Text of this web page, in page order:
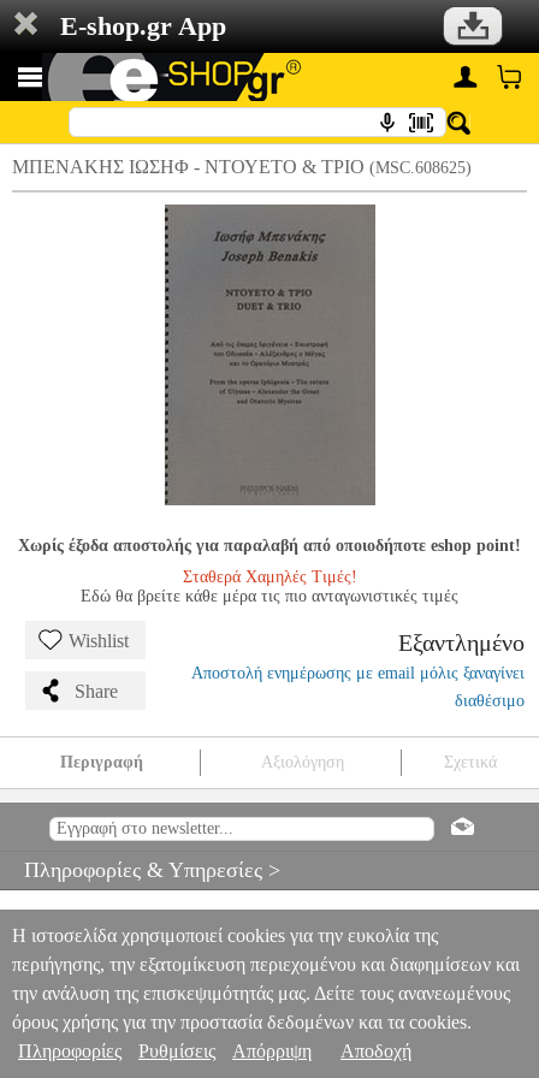
E-shop.gr App
ΜΠΕΝΑΚΗΣ ΙΩΣΗΦ - ΝΤΟΥΕΤΟ & ΤΡΙΟ (MSC.608625)
Χωρίς έξοδα αποστολής για παραλαβή από οποιοδήποτε eshop point!
Σταθερά Χαμηλές Τιμές!
Εδώ θα βρείτε κάθε μέρα τις πιο ανταγωνιστικές τιμές
Wishlist
Share
Εξαντλημένο
Αποστολή ενημέρωσης με email μόλις ξαναγίνει
διαθέσιμο
Περιγραφή Αξιολόγηση Σχετικά
MSC.608625 ΦΙΛΙΠΠΟΣ ΝΑΚΑΣ
ΦΙΛΙΠΠΟΣ ΝΑΚΑΣ
ΙΩΣΗΦ - ΝΤΟΥΕΤΟ & ΤΡΙΟ
Πληροφορίες & Υπηρεσίες >
Η ιστοσελίδα χρησιμοποιεί cookies για την ευκολία της
περιήγησης, την εξατομίκευση περιεχομένου και διαφημίσεων και
την ανάλυση της επισκεψιμότητάς μας. Δείτε τους ανανεωμένους
όρους χρήσης για την προστασία δεδομένων και τα cookies.
Πληροφορίες
Ρυθμίσεις Απόρριψη Αποδοχή